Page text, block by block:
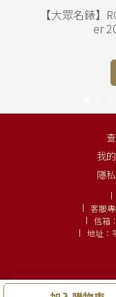
【大眾名錶】
er
我
隱
客服專
信箱：
地址：